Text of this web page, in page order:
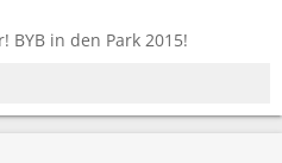
BYB in den Park 2015!